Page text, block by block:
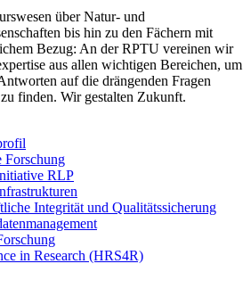
über Natur- und
bis hin zu den Fächern mit
Bezug: An der RPTU vereinen wir
aus allen wichtigen Bereichen, um
auf die drängenden Fragen
finden. Wir gestalten Zukunft.
Forschung
RLP
Integrität und Qualitätssicherung
in Research (HRS4R)